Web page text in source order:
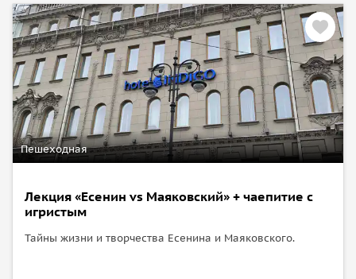
Пешеходная
Лекция «Есенин vs Маяковский» + чаепитие с
игристым
Тайны жизни и творчества Есенина и Маяковского.